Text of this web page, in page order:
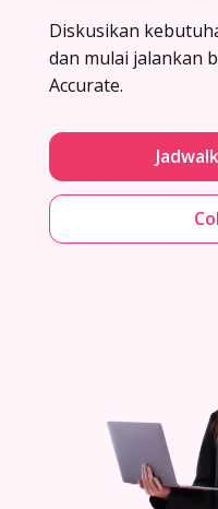
Diskusikan
dan mulai jalankan
Accurate.